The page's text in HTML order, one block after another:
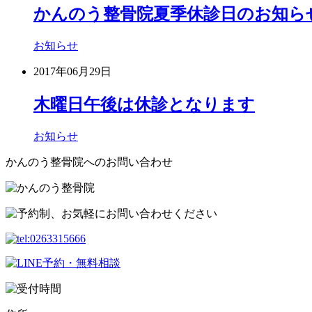
かんのう整骨院夏季休診日のお知ら
お知らせ
2017年06月29日
木曜日午後は休診となります
お知らせ
かんのう整骨院へのお問い合わせ